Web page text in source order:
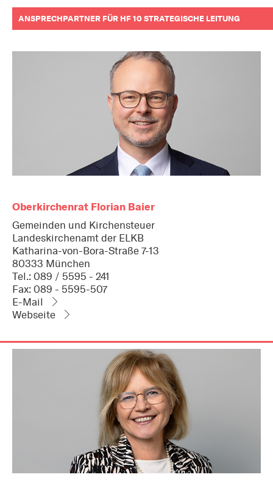
ANSPRECHPARTNER FÜR HF 10 STRATEGISCHE LEITUNG
Oberkirchenrat Florian Baier
Gemeinden und Kirchensteuer
Landeskirchenamt der ELKB
Katharina-von-Bora-Straße 7-13
80333 München
Tel.: 089 / 5595 - 241
Fax: 089 - 5595-507
E-Mail
Webseite